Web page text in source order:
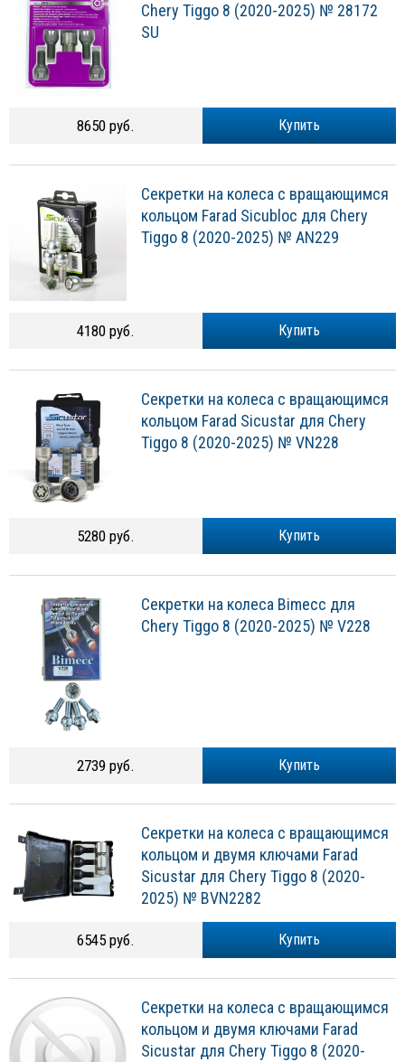
Chery Tiggo 8 (2020-2025) № 28172
SU
Купить
8650 руб.
Секретки на колеса с вращающимся
кольцом Farad Sicubloc для Chery
Tiggo 8 (2020-2025) № AN229
Купить
4180 руб.
Секретки на колеса с вращающимся
кольцом Farad Sicustar для Chery
Tiggo 8 (2020-2025) № VN228
Купить
5280 руб.
Секретки на колеса Bimecc для
Chery Tiggo 8 (2020-2025) № V228
Купить
2739 руб.
Секретки на колеса с вращающимся
кольцом и двумя ключами Farad
Sicustar для Chery Tiggo 8 (2020-
2025) № BVN2282
Купить
6545 руб.
Секретки на колеса с вращающимся
кольцом и двумя ключами Farad
Sicustar для Chery Tiggo 8 (2020-